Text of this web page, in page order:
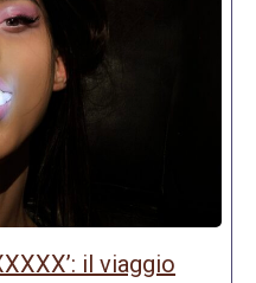
il viaggio